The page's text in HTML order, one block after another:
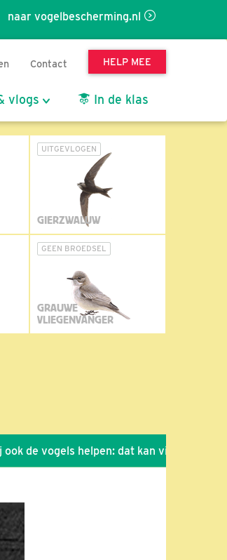
naar vogelbescherming.nl
Contact HELP MEE
vlogs In de klas
UITGEVLOGEN
GIERZWALUW
GEEN BROEDSEL
GRAUWE
VLIEGENVANGER
de vogels helpen: dat kan via de link!